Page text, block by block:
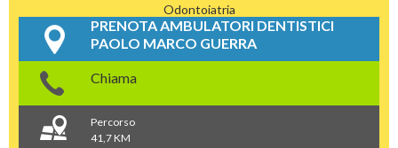
Odontoiatria
PRENOTA AMBULATORI DENTISTICI
PAOLO MARCO GUERRA
Chiama
Percorso
41,7 KM